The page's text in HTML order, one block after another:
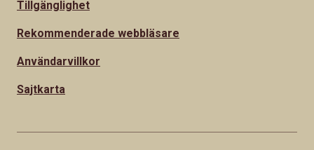
Tillgänglighet
Rekommenderade webbläsare
Användarvillkor
Sajtkarta